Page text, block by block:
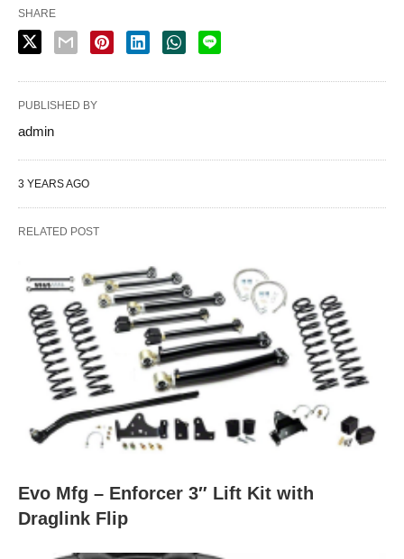
SHARE
PUBLISHED BY
admin
3 YEARS AGO
RELATED POST
Evo Mfg – Enforcer 3″ Lift Kit with
Draglink Flip